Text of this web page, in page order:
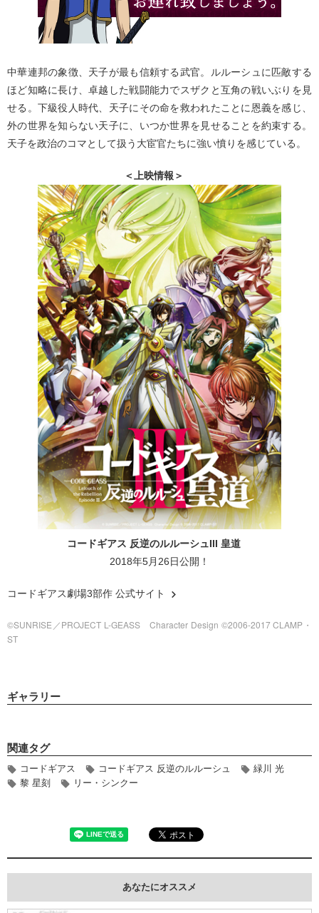
中華連邦の象徴、天子が最も信頼する武官。ルルーシュに匹敵する
ほど知略に長け、卓越した戦闘能力でスザクと互角の戦いぶりを見
せる。下級役人時代、天子にその命を救われたことに恩義を感じ、
外の世界を知らない天子に、いつか世界を見せることを約束する。
天子を政治のコマとして扱う大宦官たちに強い憤りを感じている。
＜上映情報＞
コードギアス 反逆のルルーシュIII 皇道
2018年5月26日公開！
コードギアス劇場3部作 公式サイト
©SUNRISE／PROJECT L-GEASS Character Design ©2006-2017 CLAMP・
ST
ギャラリー
関連タグ
コードギアス コードギアス 反逆のルルーシュ
緑川 光
黎 星刻
リー・シンクー
あなたにオススメ